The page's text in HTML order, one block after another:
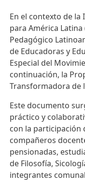
En el contexto de la
para América
Pedagógico
de Educadoras y
Especial del
continuación, la
Transformadora de
Este documento
práctico y
con la participación
compañeros
pensionadas,
de Filosofía,
integrantes